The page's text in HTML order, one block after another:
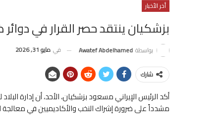
أخر الأخبار
بزشكيان ينتقد حصر القرار في
بواسطة Awatef Abdelhamed في مايو 31, 2026
شارك
أكد الرئيس الإيراني مسعود بزشكيان، الأحد، أن إدارة
مشدداً على ضرورة إشراك النخب والأكاديميين في معالجة